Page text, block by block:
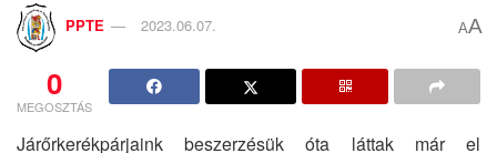
PPTE 2023.06.07. AA
0
MEGOSZTÁS
Járőrkerékpárjaink beszerzésük óta láttak már el